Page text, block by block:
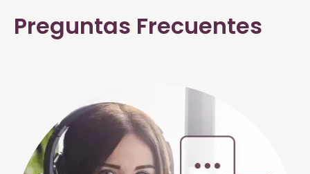
Preguntas Frecuentes